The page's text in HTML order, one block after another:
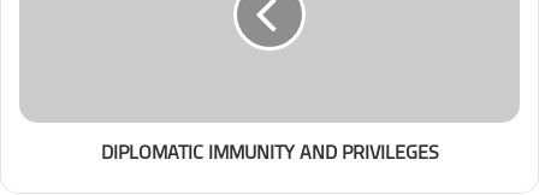
DIPLOMATIC IMMUNITY AND PRIVILEGES